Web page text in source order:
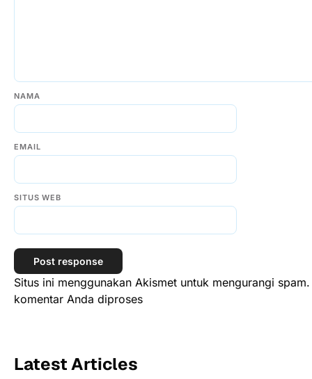
NAMA
EMAIL
SITUS WEB
Situs ini menggunakan Akismet untuk mengurangi
komentar Anda diproses
Latest Articles